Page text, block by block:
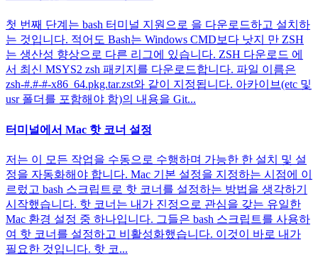
첫 번째 단계는 bash 터미널 지원으로 을 다운로드하고 설치하
는 것입니다. 적어도 Bash는 Windows CMD보다 낫지 만 ZSH
는 생산성 향상으로 다른 리그에 있습니다. ZSH 다운로드 에
서 최신 MSYS2 zsh 패키지를 다운로드합니다. 파일 이름은
zsh-#.#-#-x86_64.pkg.tar.zst와 같이 지정됩니다. 아카이브(etc 및
usr 폴더를 포함해야 함)의 내용을 Git...
터미널에서 Mac 핫 코너 설정
저는 이 모든 작업을 수동으로 수행하며 가능한 한 설치 및 설
정을 자동화해야 합니다. Mac 기본 설정을 지정하는 시점에 이
르렀고 bash 스크립트로 핫 코너를 설정하는 방법을 생각하기
시작했습니다. 핫 코너는 내가 진정으로 관심을 갖는 유일한
Mac 환경 설정 중 하나입니다. 그들은 bash 스크립트를 사용하
여 핫 코너를 설정하고 비활성화했습니다. 이것이 바로 내가
필요한 것입니다. 핫 코...